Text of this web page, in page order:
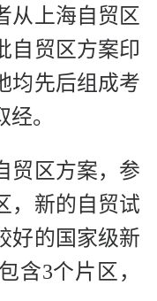
从上海自贸区
自贸区方案印
均先后组成考
。
贸区方案，参
，新的自贸试
好的国家级新
含3个片区，